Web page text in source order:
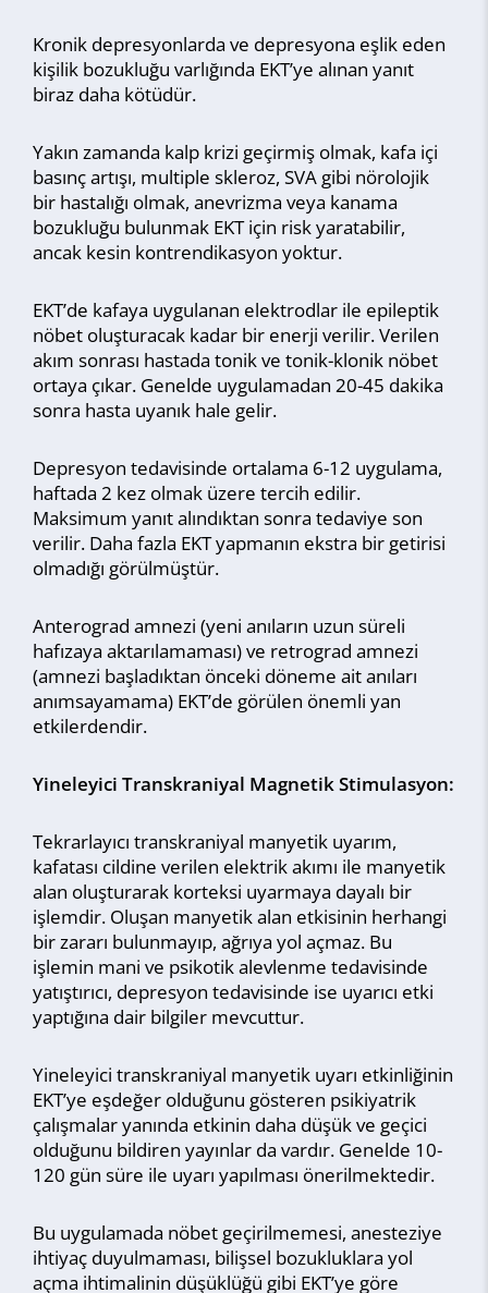
Kronik depresyonlarda ve depresyona eşlik eden
kişilik bozukluğu varlığında EKT’ye alınan yanıt
biraz daha kötüdür.
Yakın zamanda kalp krizi geçirmiş olmak, kafa içi
basınç artışı, multiple skleroz, SVA gibi nörolojik
bir hastalığı olmak, anevrizma veya kanama
bozukluğu bulunmak EKT için risk yaratabilir,
ancak kesin kontrendikasyon yoktur.
EKT’de kafaya uygulanan elektrodlar ile epileptik
nöbet oluşturacak kadar bir enerji verilir. Verilen
akım sonrası hastada tonik ve tonik-klonik nöbet
ortaya çıkar. Genelde uygulamadan 20-45 dakika
sonra hasta uyanık hale gelir.
Depresyon tedavisinde ortalama 6-12 uygulama,
haftada 2 kez olmak üzere tercih edilir.
Maksimum yanıt alındıktan sonra tedaviye son
verilir. Daha fazla EKT yapmanın ekstra bir getirisi
olmadığı görülmüştür.
Anterograd amnezi (yeni anıların uzun süreli
hafızaya aktarılamaması) ve retrograd amnezi
(amnezi başladıktan önceki döneme ait anıları
anımsayamama) EKT’de görülen önemli yan
etkilerdendir.
Yineleyici Transkraniyal Magnetik Stimulasyon:
Tekrarlayıcı transkraniyal manyetik uyarım,
kafatası cildine verilen elektrik akımı ile manyetik
alan oluşturarak korteksi uyarmaya dayalı bir
işlemdir. Oluşan manyetik alan etkisinin herhangi
bir zararı bulunmayıp, ağrıya yol açmaz. Bu
işlemin mani ve psikotik alevlenme tedavisinde
yatıştırıcı, depresyon tedavisinde ise uyarıcı etki
yaptığına dair bilgiler mevcuttur.
Yineleyici transkraniyal manyetik uyarı etkinliğinin
EKT’ye eşdeğer olduğunu gösteren psikiyatrik
çalışmalar yanında etkinin daha düşük ve geçici
olduğunu bildiren yayınlar da vardır. Genelde 10-
120 gün süre ile uyarı yapılması önerilmektedir.
Bu uygulamada nöbet geçirilmemesi, anesteziye
ihtiyaç duyulmaması, bilişsel bozukluklara yol
açma ihtimalinin düşüklüğü gibi EKT’ye göre